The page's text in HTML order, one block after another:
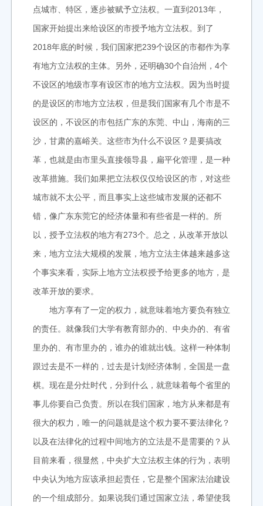
点城市、特区，逐步被赋予立法权。一直到2013年，
国家开始提出来给设区的市授予地方立法权。到了
2018年底的时候，我们国家把239个设区的市都作为享
有地方立法权的主体。另外，还明确30个自治州，4个
不设区的地级市享有设区市的地方立法权。因为当时提
的是设区的市地方立法权，但是我们国家有几个市是不
设区的，不设区的市包括广东的东莞、中山，海南的三
沙，甘肃的嘉峪关。这些市为什么不设区？是要搞改
革，也就是由市里头直接领导县，扁平化管理，是一种
改革措施。我们如果把立法权仅仅给设区的市，对这些
城市就不太公平，而且事实上这些城市发展的还都不
错，像广东东莞它的经济体量和有些省是一样的。所
以，授予立法权的地方有273个。总之，从改革开放以
来，地方立法大规模的发展，地方立法主体越来越多这
个事实来看，实际上地方立法权授予给更多的地方，是
改革开放的要求。
地方享有了一定的权力，就意味着地方要负有独立
的责任。就像我们大学有教育部办的、中央办的、有省
里办的、有市里办的，谁办的谁就出钱。这样一种体制
跟过去是不一样的，过去是计划经济体制，全国是一盘
棋。现在是分灶时代，分到什么，就意味着每个省里的
事儿你要自己负责。所以在我们国家，地方从来都是有
很大的权力，唯一的问题就是这个权力要不要法律化？
以及在法律化的过程中间地方的立法是不是需要的？从
目前来看，很显然，中央扩大立法权主体的行为，表明
中央认为地方应该承担起责任，它是整个国家法治建设
的一个组成部分。如果说我们通过国家立法，希望使我